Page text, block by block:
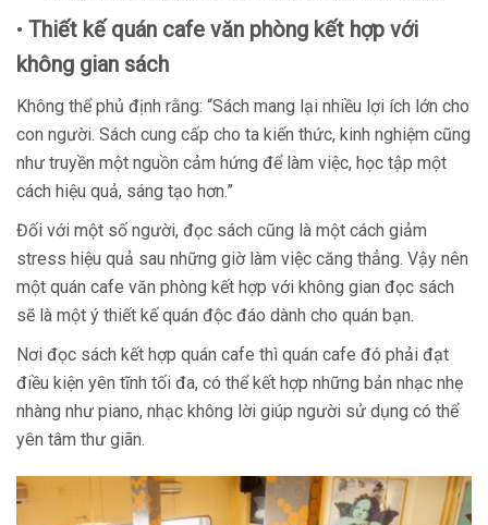
• Thiết kế quán cafe văn phòng kết hợp với
không gian sách
Không thể phủ định rằng: “Sách mang lại nhiều lợi ích lớn cho
con người. Sách cung cấp cho ta kiến thức, kinh nghiệm cũng
như truyền một nguồn cảm hứng để làm việc, học tập một
cách hiệu quả, sáng tạo hơn.”
Đối với một số người, đọc sách cũng là một cách giảm
stress hiệu quả sau những giờ làm việc căng thẳng. Vậy nên
một quán cafe văn phòng kết hợp với không gian đọc sách
sẽ là một ý thiết kế quán độc đáo dành cho quán bạn.
Nơi đọc sách kết hợp quán cafe thì quán cafe đó phải đạt
điều kiện yên tĩnh tối đa, có thể kết hợp những bản nhạc nhẹ
nhàng như piano, nhạc không lời giúp người sử dụng có thể
yên tâm thư giãn.